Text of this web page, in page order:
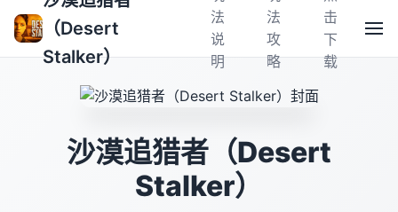
（Desert
Stalker）
法
说
明
法
攻
略
击
下
载
沙漠追猎者（Desert
Stalker）